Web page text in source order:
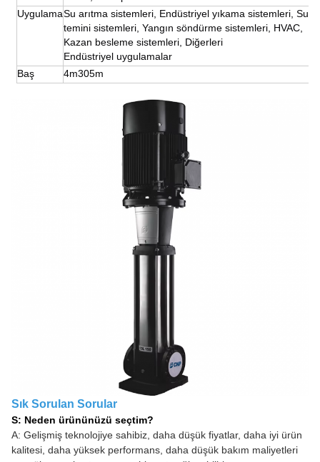
UygulamaSu arıtma sistemleri, Endüstriyel yıkama sistemleri, Su
temini sistemleri, Yangın söndürme sistemleri, HVAC,
Kazan besleme sistemleri, Diğerleri
Endüstriyel uygulamalar
Baş
4m305m
Sık Sorulan Sorular
S: Neden ürününüzü seçtim?
A: Gelişmiş teknolojiye sahibiz, daha düşük fiyatlar, daha iyi ürün
kalitesi, daha yüksek performans, daha düşük bakım maliyetleri